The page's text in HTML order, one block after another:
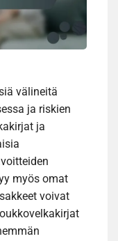
välineitä
ja riskien
ja
myös omat
voivat